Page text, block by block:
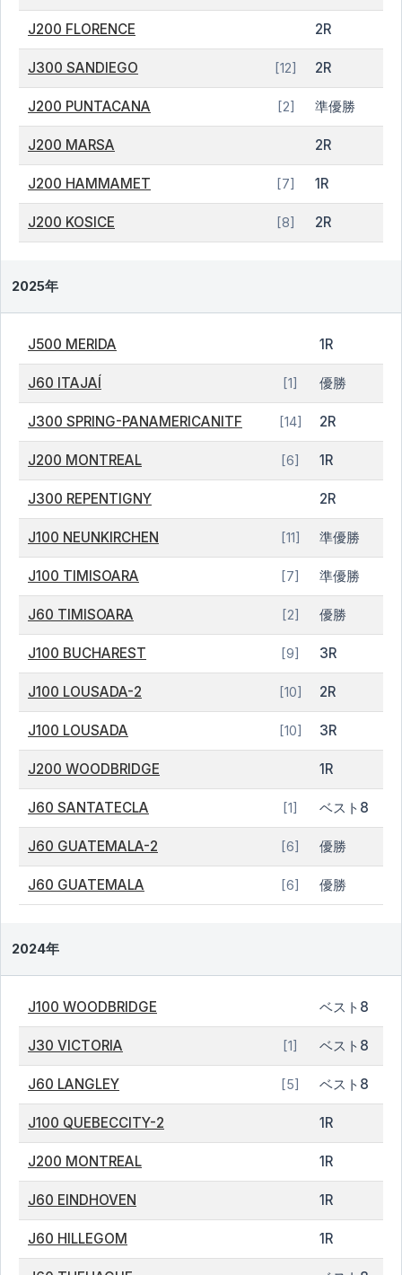
J200 FLORENCE 2R
J300 SANDIEGO [12] 2R
J200 PUNTACANA [2] 準優勝
J200 MARSA 2R
J200 HAMMAMET [7] 1R
J200 KOSICE [8] 2R
2025年
J500 MERIDA 1R
J60 ITAJAÍ [1] 優勝
J300 SPRING-PANAMERICANITF [14] 2R
J200 MONTREAL [6] 1R
J300 REPENTIGNY 2R
J100 NEUNKIRCHEN [11] 準優勝
J100 TIMISOARA [7] 準優勝
J60 TIMISOARA [2] 優勝
J100 BUCHAREST [9] 3R
J100 LOUSADA-2 [10] 2R
J100 LOUSADA [10] 3R
J200 WOODBRIDGE 1R
J60 SANTATECLA [1] ベスト8
J60 GUATEMALA-2 [6] 優勝
J60 GUATEMALA [6] 優勝
2024年
J100 WOODBRIDGE ベスト8
J30 VICTORIA [1] ベスト8
J60 LANGLEY [5] ベスト8
J100 QUEBECCITY-2 1R
J200 MONTREAL 1R
J60 EINDHOVEN 1R
J60 HILLEGOM 1R